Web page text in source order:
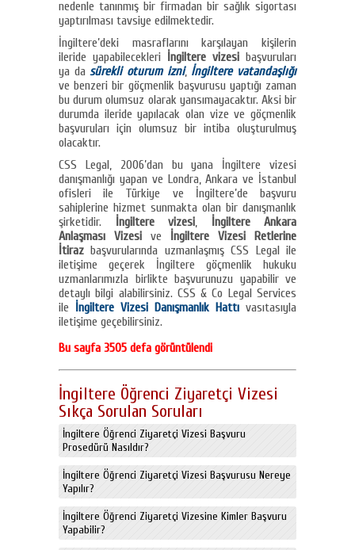
nedenle tanınmış bir firmadan bir sağlık sigortası
yaptırılması tavsiye edilmektedir.
İngiltere’deki masraflarını karşılayan kişilerin
ileride yapabilecekleri
İngiltere vizesi başvuruları
ya dasürekli oturum izni, İngiltere vatandaşlığı
ve benzeri bir göçmenlik başvurusu yaptığı zaman
bu durum olumsuz olarak yansımayacaktır. Aksi bir
durumda ileride yapılacak olan vize ve göçmenlik
başvuruları için olumsuz bir intiba oluşturulmuş
olacaktır.
CSS Legal, 2006’dan bu yana İngiltere vizesi
danışmanlığı yapan ve Londra, Ankara ve İstanbul
ofisleri ile Türkiye ve İngiltere’de başvuru
sahiplerine hizmet sunmakta olan bir danışmanlık
şirketidir.
İngiltere vizesi,
İngiltere Ankara
Anlaşması Vizesi ve
İngiltere Vizesi Retlerine
İtiraz başvurularında uzmanlaşmış CSS Legal ile
iletişime geçerek İngiltere göçmenlik hukuku
uzmanlarımızla birlikte başvurunuzu yapabilir ve
detaylı bilgi alabilirsiniz. CSS & Co Legal Services
ile İngiltere Vizesi Danışmanlık Hattı vasıtasıyla
iletişime geçebilirsiniz.
Bu sayfa 3505 defa görüntülendi
İngiltere Öğrenci Ziyaretçi Vizesi
Sıkça Sorulan Soruları
İngiltere Öğrenci Ziyaretçi Vizesi Başvuru
Prosedürü Nasıldır?
İngiltere Öğrenci Ziyaretçi Vizesi Başvurusu Nereye
Yapılır?
İngiltere Öğrenci Ziyaretçi Vizesine Kimler Başvuru
Yapabilir?